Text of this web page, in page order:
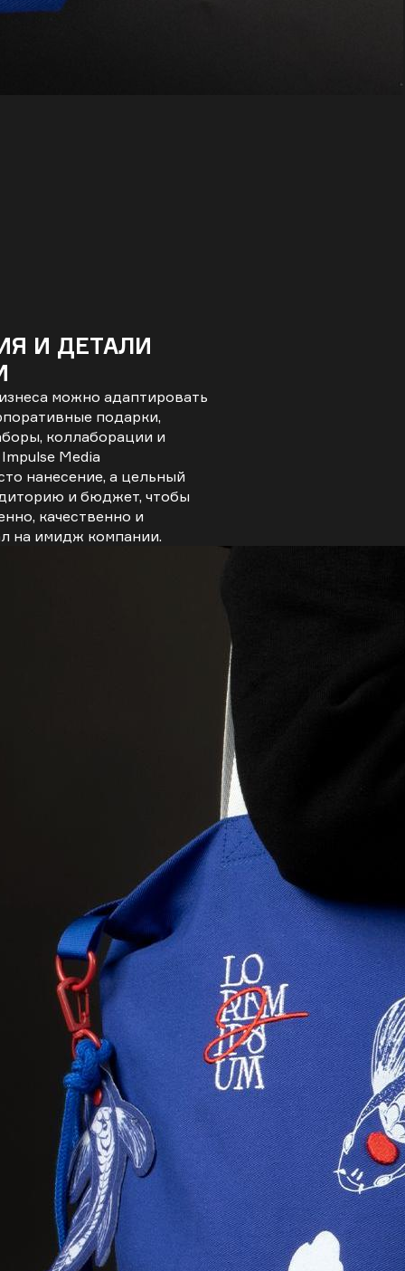
И ДЕТАЛИ
можно адаптировать
подарки,
коллаборации и
Media
нанесение, а цельный
и бюджет, чтобы
качественно и
на имидж компании.